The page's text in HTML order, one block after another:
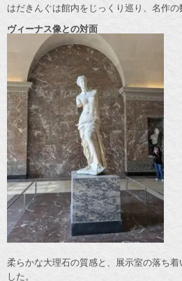
はだきんぐは館内をじっくり巡り、名作の
ヴィーナス像との対面
柔らかな大理石の質感と、展示室の落ち
した。